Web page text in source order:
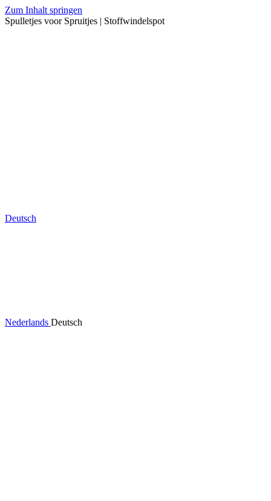
Zum Inhalt springen
Spulletjes voor Spruitjes | Stoffwindelspot
Deutsch
Nederlands Deutsch